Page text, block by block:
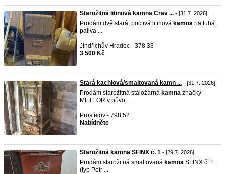
Starožitná litinová kamna Crav ... - [31.7. 2026]
Prodám dvě stará, poctivá litinová kamna na tuhá
paliva ...
Jindřichův Hradec - 378 33
3 500 Kč
Stará kachlová/smaltovaná kamn ... - [31.7. 2026]
Prodám starožitná stáložárná kamna značky
METEOR v půvo ...
Prostějov - 798 52
Nabídněte
Starožitná kamna SFINX č. 1 - [29.7. 2026]
Prodám starožitná smaltovaná kamna SFINX č. 1
(typ Petr ...